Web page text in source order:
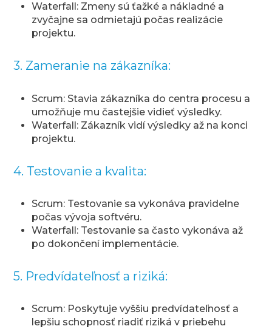
Waterfall: Zmeny sú ťažké a nákladné a
zvyčajne sa odmietajú počas realizácie
projektu.
3. Zameranie na zákazníka:
Scrum: Stavia zákazníka do centra procesu a
umožňuje mu častejšie vidieť výsledky.
Waterfall: Zákazník vidí výsledky až na konci
projektu.
4. Testovanie a kvalita:
Scrum: Testovanie sa vykonáva pravidelne
počas vývoja softvéru.
Waterfall: Testovanie sa často vykonáva až
po dokončení implementácie.
5. Predvídateľnosť a riziká:
Scrum: Poskytuje vyššiu predvídateľnosť a
lepšiu schopnosť riadiť riziká v priebehu